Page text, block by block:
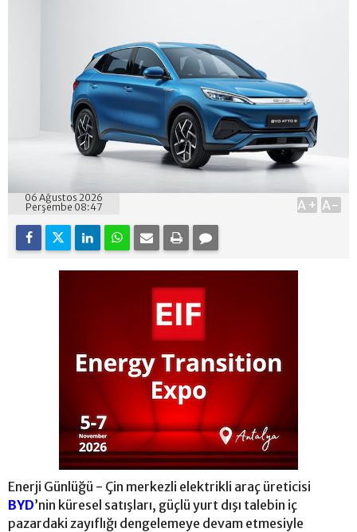
06 Ağustos 2026
Perşembe 08:47
A+ A-
Enerji Günlüğü - Çin merkezli elektrikli araç üreticisi
BYD’nin küresel satışları, güçlü yurt dışı talebin iç
pazardaki zayıflığı dengelemeye devam etmesiyle